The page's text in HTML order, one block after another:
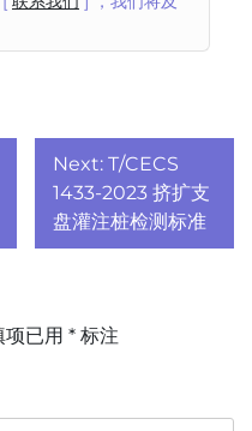
Next: T/CECS
1433-2023 挤扩支
盘灌注桩检测标准
项已用 * 标注